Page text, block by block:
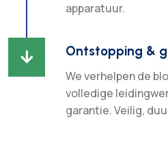
apparatuur.
 Ontstopping &
We verhelpen de
volledige
garantie. Veilig,